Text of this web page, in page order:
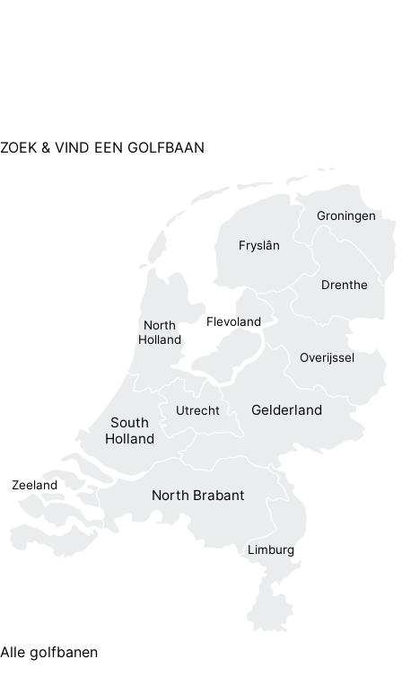
ZOEK & VIND EEN GOLFBAAN
Drenthe
Flevoland
Fryslân
Gelderland
Groningen
Limburg
North Brabant
North
Holland
Overijssel
South
Holland
Utrecht
Zeeland
Alle golfbanen